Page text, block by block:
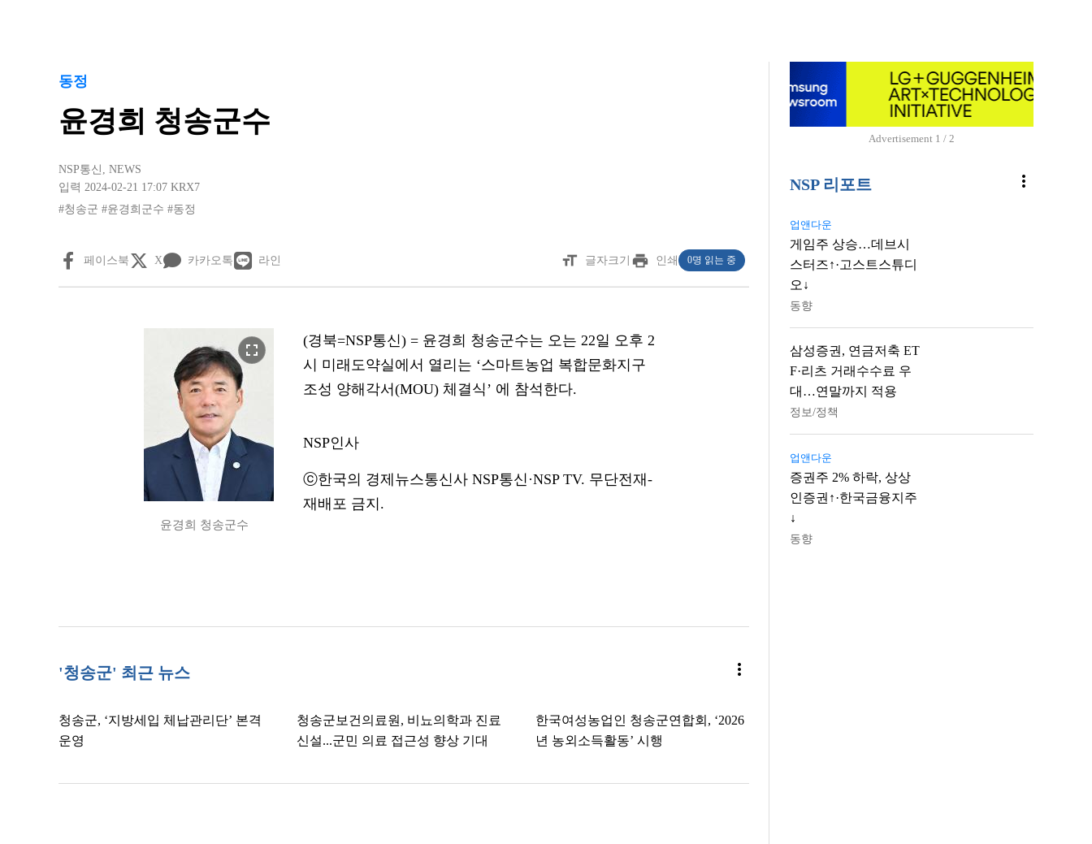
동정
윤경희 청송군수
NSP통신 , NEWS
입력 2024-02-21 17:07 KRX7
#청송군 #윤경희군수 #동정
페이스북 X 카카오톡 라인 format_size 글자크기 print 인쇄 0명 읽는 중
fullscreen
윤경희 청송군수
(경북=NSP통신) = 윤경희 청송군수는 오는 22일 오후 2
시 미래도약실에서 열리는 ‘스마트농업 복합문화지구
조성 양해각서(MOU) 체결식’ 에 참석한다.
NSP인사
ⓒ한국의 경제뉴스통신사 NSP통신·NSP TV. 무단전재-
재배포 금지.
'청송군' 최근 뉴스 more_vert
청송군, ‘지방세입 체납관리단’ 본격
운영
청송군보건의료원, 비뇨의학과 진료
신설...군민 의료 접근성 향상 기대
한국여성농업인 청송군연합회, ‘2026
년 농외소득활동’ 시행
Advertisement 1 / 2
NSP 리포트 more_vert
업앤다운
게임주 상승…데브시
스터즈↑·고스트스튜디
오↓
동향
삼성증권, 연금저축 ET
F·리츠 거래수수료 우
대…연말까지 적용
정보/정책
업앤다운
증권주 2% 하락, 상상
인증권↑·한국금융지주
↓
동향